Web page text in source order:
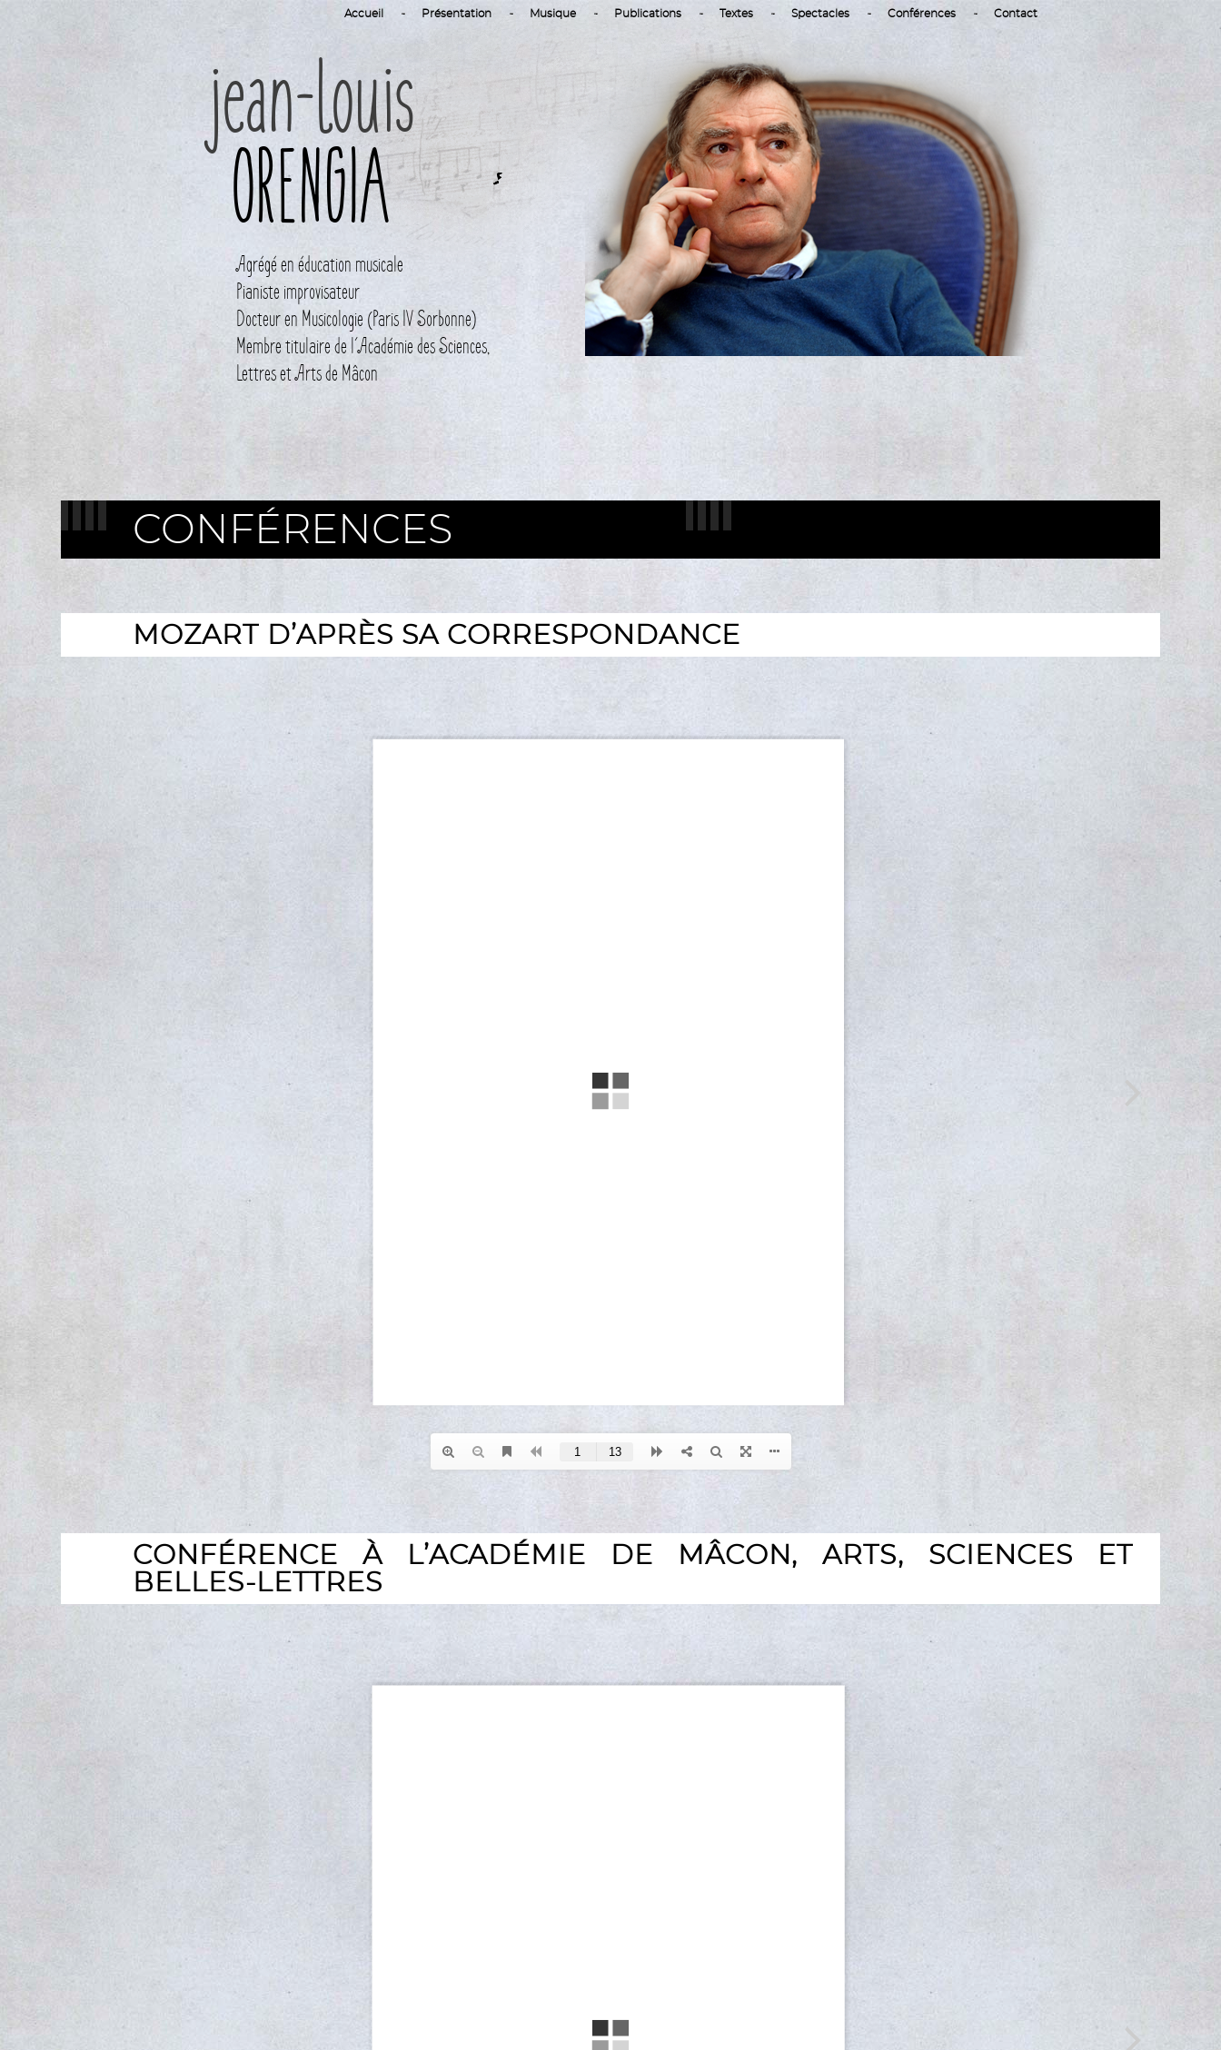
Accueil Présentation Musique Publications Textes Spectacles Conférences Contact
jean-louis
ORENGIA
Agrégé en éducation musicale
Pianiste improvisateur
Docteur en Musicologie (Paris IV Sorbonne)
Membre titulaire de l´Académie des Sciences,
Lettres et Arts de Mâcon
CONFÉRENCES
MOZART D’APRÈS SA CORRESPONDANCE
CONFÉRENCE À L’ACADÉMIE DE MÂCON, ARTS, SCIENCES ET
BELLES-LETTRES